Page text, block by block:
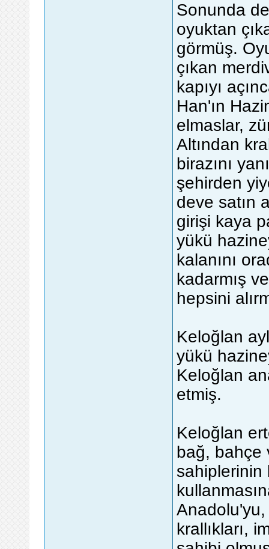
Sonunda
oyuktan
görmüş.
çıkan
kapıyı
Han'ın
elmaslar,
Altından
birazını
şehirden
deve satın
girişi kaya
yükü
kalanını
kadarmış
hepsini
Keloğlan
yükü
Keloğlan
etmiş.
Keloğlan
bağ, bahçe
sahiplerinin
krallıkları,